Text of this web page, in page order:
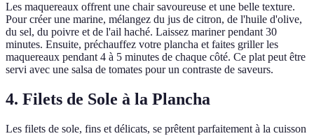
Les maquereaux offrent une chair savoureuse et une belle texture.
Pour créer une marine, mélangez du jus de citron, de l'huile d'olive,
du sel, du poivre et de l'ail haché. Laissez mariner pendant 30
minutes. Ensuite, préchauffez votre plancha et faites griller les
maquereaux pendant 4 à 5 minutes de chaque côté. Ce plat peut être
servi avec une salsa de tomates pour un contraste de saveurs.
4. Filets de Sole à la Plancha
Les filets de sole, fins et délicats, se prêtent parfaitement à la cuisson